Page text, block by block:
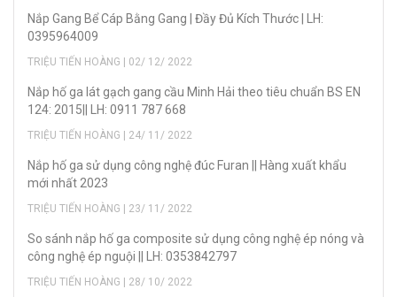
Nắp Gang Bể Cáp Bằng Gang | Đầy Đủ Kích Thước | LH:
0395964009
TRIỆU TIẾN HOÀNG | 02/ 12/ 2022
Nắp hố ga lát gạch gang cầu Minh Hải theo tiêu chuẩn BS EN
124: 2015|| LH: 0911 787 668
TRIỆU TIẾN HOÀNG | 24/ 11/ 2022
Nắp hố ga sử dụng công nghệ đúc Furan || Hàng xuất khẩu
mới nhất 2023
TRIỆU TIẾN HOÀNG | 23/ 11/ 2022
So sánh nắp hố ga composite sử dụng công nghệ ép nóng và
công nghệ ép nguội || LH: 0353842797
TRIỆU TIẾN HOÀNG | 28/ 10/ 2022